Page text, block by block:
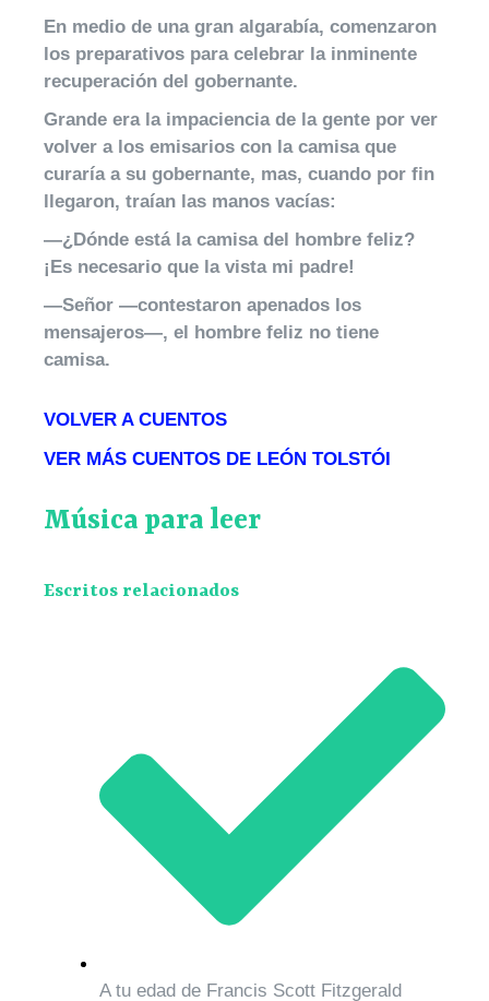
En medio de una gran algarabía, comenzaron
los preparativos para celebrar la inminente
recuperación del gobernante.
Grande era la impaciencia de la gente por ver
volver a los emisarios con la camisa que
curaría a su gobernante, mas, cuando por fin
llegaron, traían las manos vacías:
—¿Dónde está la camisa del hombre feliz?
¡Es necesario que la vista mi padre!
—Señor —contestaron apenados los
mensajeros—, el hombre feliz no tiene
camisa.
VOLVER A CUENTOS
VER MÁS CUENTOS DE LEÓN TOLSTÓI
Música para leer
Escritos relacionados
A tu edad de Francis Scott Fitzgerald